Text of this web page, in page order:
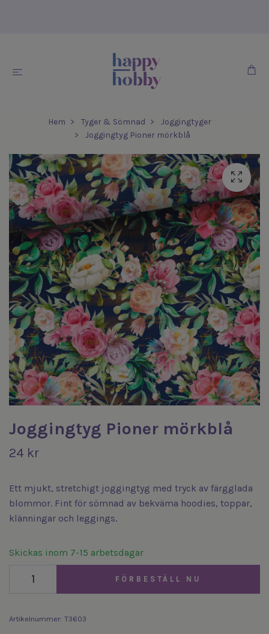
Hem Tyger & Sömnad
Joggingtyger
Joggingtyg Pioner mörkblå
Joggingtyg Pioner mörkblå
24 kr
Ett mjukt, stretchigt joggingtyg med tryck av färgglada
blommor. Fint för sömnad av bekväma hoodies, toppar,
klänningar och leggings.
Skickas inom 7-15 arbetsdagar
FÖRBESTÄLL NU
Artikelnummer: T3603